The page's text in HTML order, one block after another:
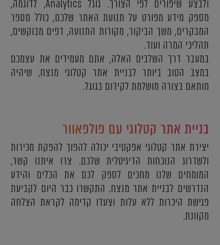
ולבצע שיפורים לפי הצורך. גוגל Analytics, לדוגמה,
מספק מידע מפורט על תנועת האתר שלכם, כולל מספר
המבקרים, משך הביקור, מקורות התנועה, דפים מבוקשים,
תהליכי המרה ועוד.
במעבר דרך השלבים האלה, אתם מעמידים את עצמכם
במצב הטוב ביותר לבניית אתר קטלוגי מנצח, שיהיה
מותאם בצורה מושלמת לקידום בגוגל.
בניית אתר קטלוגי עם פולפאוור
יצירת אתר קטלוגי אפקטיבי יכולה להפוך להפקת מכירות
ולשדרוג הנוכחות הדיגיטלית שלכם. צרו איתנו קשר,
המומחים שלנו מחכים לספק לכם את הכלים והידע
הנדרשים לבניית אתר מנצח. התקשרו כבר היום לקביעת
פגישת היכרות ללא עלות וצעדו קדימה לקראת הצלחה
מקוונת.